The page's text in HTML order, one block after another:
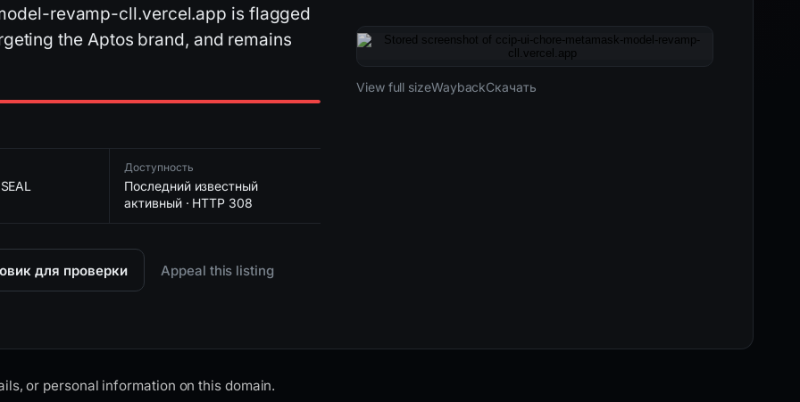
revamp-cll.vercel.app is flagged
the Aptos brand, and remains
Доступность
Последний известный
активный · HTTP 308
для проверки Appeal this listing
2026-02-16 23:11
UTC
Последний известный активный · HTTP
308
View full sizeWaybackСкачать
or personal information on this domain.